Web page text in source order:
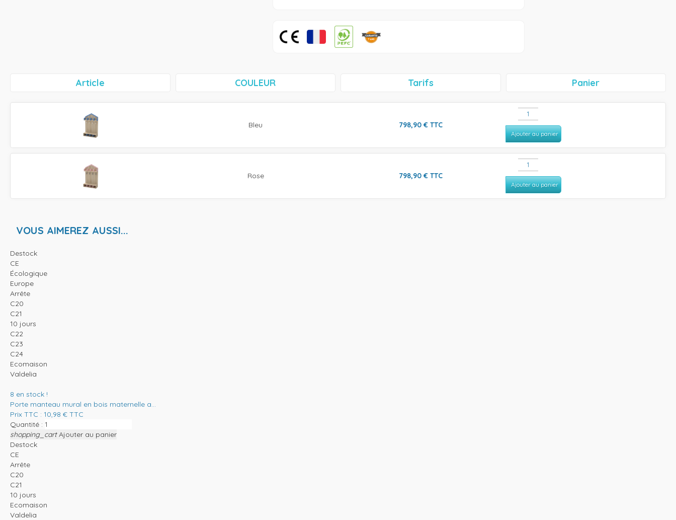
Article COULEUR Tarifs Panier
Bleu 798,90 € TTC
Ajouter au panier
Rose 798,90 € TTC
Ajouter au panier
VOUS AIMEREZ AUSSI...
Destock
CE
Écologique
Europe
Arrête
C20
C21
10 jours
C22
C23
C24
Ecomaison
Valdelia
8 en stock !
Porte manteau mural en bois maternelle a...
Prix TTC : 10,98 € TTC
Quantité :
shopping_cart Ajouter au panier
Destock
CE
Arrête
C20
C21
10 jours
Ecomaison
Valdelia